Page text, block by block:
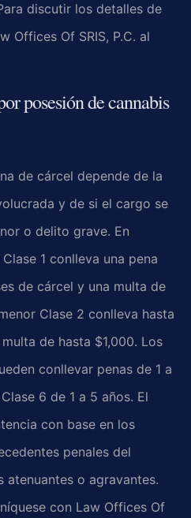
discutir los detalles de
Offices Of SRIS, P.C. al
posesión de cannabis
de cárcel depende de la
y de si el cargo se
o delito grave. En
1 conlleva una pena
de cárcel y una multa de
Clase 2 conlleva hasta
de hasta $1,000. Los
conllevar penas de 1 a
6 de 1 a 5 años. El
con base en los
penales del
o agravantes.
con Law Offices Of